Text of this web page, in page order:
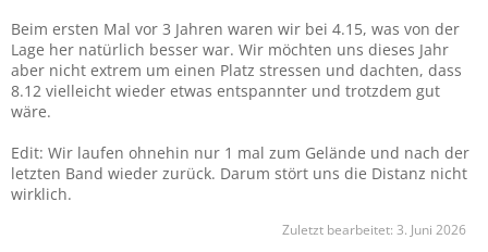
Beim ersten Mal vor 3 Jahren waren wir bei 4.15, was von der
Lage her natürlich besser war. Wir möchten uns dieses Jahr
aber nicht extrem um einen Platz stressen und dachten, dass
8.12 vielleicht wieder etwas entspannter und trotzdem gut
wäre.
Edit: Wir laufen ohnehin nur 1 mal zum Gelände und nach der
letzten Band wieder zurück. Darum stört uns die Distanz nicht
wirklich.
Zuletzt bearbeitet: 3. Juni 2026